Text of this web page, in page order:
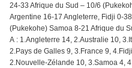
24-33 Afrique du Sud – 10/6
Argentine 16-17 Angleterre, Fidji 0-
(Pukekohe) Samoa 8-21 Afrique du
A : 1.Angleterre 14, 2.Australie 10,
2.Pays de Galles 9, 3.France 9,
2.Nouvelle-Zélande 10, 3.Samoa 4,